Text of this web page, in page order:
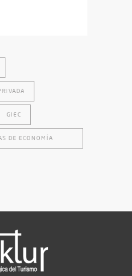
GIEC
DE ECONOMÍA